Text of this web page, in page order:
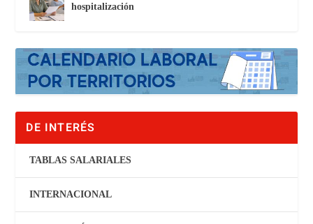
hospitalización
DE INTERÉS
TABLAS SALARIALES
INTERNACIONAL